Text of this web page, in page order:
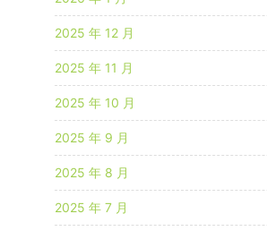
2025 年 12 月
2025 年 11 月
2025 年 10 月
2025 年 9 月
2025 年 8 月
2025 年 7 月